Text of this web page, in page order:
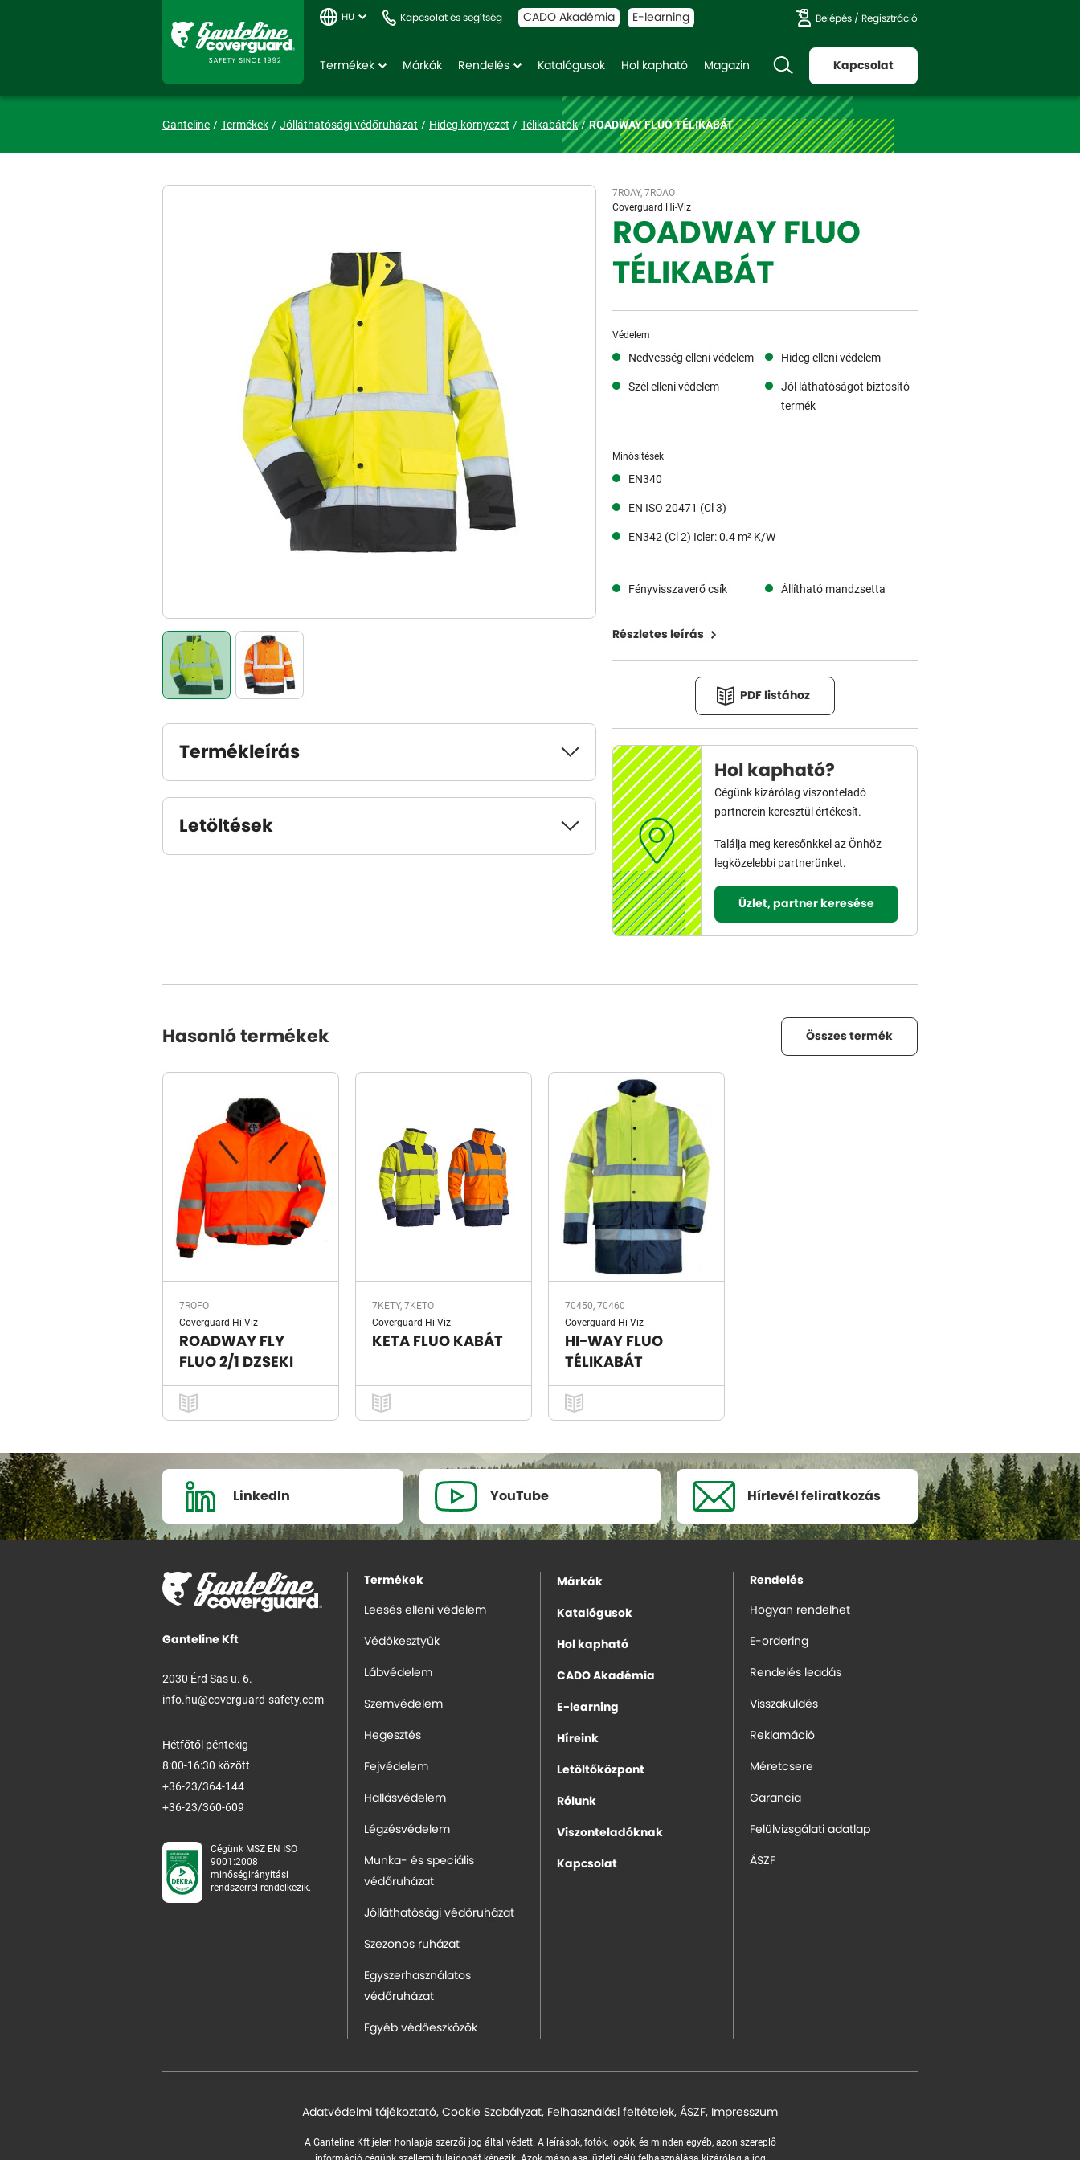
HU Kapcsolat és segítség CADO Akadémia E-learning Belépés / Regisztráció
Termékek Márkák Rendelés Katalógusok Hol kapható Magazin Kapcsolat
Ganteline Termékek Jólláthatósági védőruházat Hideg környezet Télikabátok ROADWAY FLUO TÉLIKABÁT
Termékleírás
Letöltések
7ROAY, 7ROAO
Coverguard Hi-Viz
ROADWAY FLUO
TÉLIKABÁT
Védelem
Nedvesség elleni védelem
Hideg elleni védelem
Szél elleni védelem
Jól láthatóságot biztosító
termék
Minősítések
EN340
EN ISO 20471 (Cl 3)
EN342 (Cl 2) Icler: 0.4 m² K/W
Fényvisszaverő csík Állítható mandzsetta
Részletes leírás
PDF listához
Hol kapható?
Cégünk kizárólag viszonteladó
partnerein keresztül értékesít.
Találja meg keresőnkkel az Önhöz
legközelebbi partnerünket.
Üzlet, partner keresése
Hasonló termékek Összes termék
7ROFO
Coverguard Hi-Viz
ROADWAY FLY
FLUO 2/1 DZSEKI
7KETY, 7KETO
Coverguard Hi-Viz
KETA FLUO KABÁT
70450, 70460
Coverguard Hi-Viz
HI-WAY FLUO
TÉLIKABÁT
LinkedIn YouTube Hírlevél feliratkozás
Ganteline Kft
2030 Érd Sas u. 6.
info.hu@coverguard-safety.com
Hétfőtől péntekig
8:00-16:30 között
+36-23/364-144
+36-23/360-609
Cégünk MSZ EN ISO
9001:2008
minőségirányítási
rendszerrel rendelkezik.
Termékek
Leesés elleni védelem
Védőkesztyűk
Lábvédelem
Szemvédelem
Hegesztés
Fejvédelem
Hallásvédelem
Légzésvédelem
Munka- és speciális
védőruházat
Jólláthatósági védőruházat
Szezonos ruházat
Egyszerhasználatos
védőruházat
Egyéb védőeszközök
Márkák
Katalógusok
Hol kapható
CADO Akadémia
E-learning
Híreink
Letöltőközpont
Rólunk
Viszonteladóknak
Kapcsolat
Rendelés
Hogyan rendelhet
E-ordering
Rendelés leadás
Visszaküldés
Reklamáció
Méretcsere
Garancia
Felülvizsgálati adatlap
ÁSZF
Adatvédelmi tájékoztató, Cookie Szabályzat, Felhasználási feltételek, ÁSZF, Impresszum
A Ganteline Kft jelen honlapja szerzői jog által védett. A leírások, fotók, logók, és minden egyéb, azon szereplő